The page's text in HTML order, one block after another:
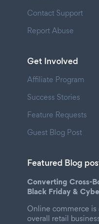
Contact Support
Report Abuse
Get Involved
Affiliate Program
Success Stories
Feature Requests
Guest Blog Post
Featured Blog
Converting Cross-
Black Friday &
Online commerce
overall retail